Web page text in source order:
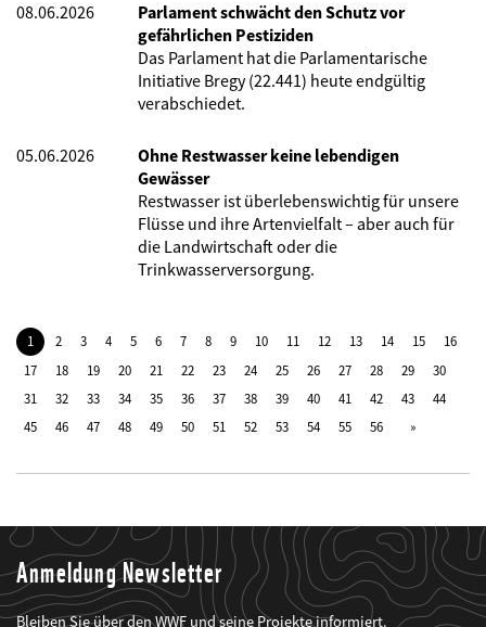
08.06.2026
Parlament schwächt den Schutz vor
gefährlichen Pestiziden
Das Parlament hat die Parlamentarische
Initiative Bregy (22.441) heute endgültig
verabschiedet.
05.06.2026
Ohne Restwasser keine lebendigen
Gewässer
Restwasser ist überlebenswichtig für unsere
Flüsse und ihre Artenvielfalt – aber auch für
die Landwirtschaft oder die
Trinkwasserversorgung.
1 2 3 4 5 6 7 8 9 10 11 12 13 14 15
16
17
18 19 20 21 22 23 24 25 26 27 28 29
30
31
32 33 34 35 36 37 38 39 40 41 42 43
44
45
46 47 48 49 50 51 52 53 54 55 56
Anmeldung Newsletter
Bleiben Sie über den WWF und seine Projekte informiert.